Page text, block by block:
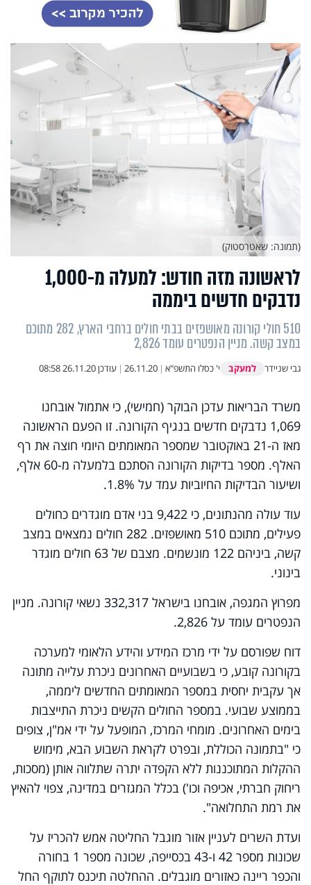
לראשונה מזה חודש: למעלה מ-1,000
נדבקים חדשים ביממה
510 חולי קורונה מאושפזים בבתי חולים ברחבי הארץ, 282 מתוכם
במצב קשה. מניין הנפטרים עומד 2,826
גבי שניידר למעקב י' כסלו התשפ"א |
26.11.20
| עודכן26.11.20 08:58
(תמונה: שאטרסטוק)
משרד הבריאות עדכן הבוקר (חמישי), כי אתמול אובחנו
1,069 נדבקים חדשים בנגיף הקורונה. זו הפעם הראשונה
מאז ה-21 באוקטובר שמספר המאומתים היומי חוצה את רף
האלף. מספר בדיקות הקורונה הסתכם בלמעלה מ-60 אלף,
ושיעור הבדיקות החיוביות עמד על 1.8%.
עוד עולה מהנתונים, כי 9,422 בני אדם מוגדרים כחולים
פעילים, מתוכם 510 מאושפזים. 282 חולים נמצאים במצב
קשה, ביניהם 122 מונשמים. מצבם של 63 חולים מוגדר
בינוני.
מפרוץ המגפה, אובחנו בישראל 332,317 נשאי קורונה. מניין
הנפטרים עומד על 2,826.
דוח שפורסם על ידי מרכז המידע והידע הלאומי למערכה
בקורונה קובע, כי בשבועיים האחרונים ניכרת עלייה מתונה
אך עקבית יחסית במספר המאומתים החדשים ליממה,
בממוצע שבועי. במספר החולים הקשים ניכרת התייצבות
בימים האחרונים. מומחי המרכז, המופעל על ידי אמ"ן, צופים
כי "בתמונה הכוללת, ובפרט לקראת השבוע הבא, מימוש
ההקלות המתוכננות ללא הקפדה יתרה שתלווה אותן (מסכות,
ריחוק חברתי, אכיפה וכו') בכלל המגזרים במדינה, צפוי להאיץ
את רמת התחלואה".
ועדת השרים לעניין אזור מוגבל החליטה אמש להכריז על
שכונות מספר 42 ו-43 בכסייפה, שכונה מספר 1 בחורה
והכפר ריינה כאזורים מוגבלים. ההחלטה תיכנס לתוקף החל